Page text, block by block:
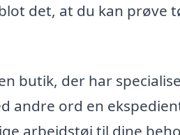
det, at du kan prøve
butik, der har
andre ord en
arbejdstøj til dine